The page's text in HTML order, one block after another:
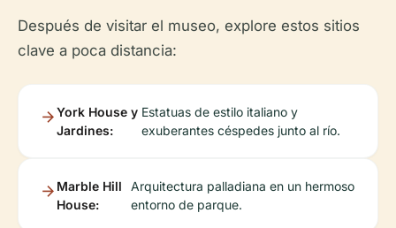
Después de visitar el museo, explore estos sitios
clave a poca distancia:
York House y
Jardines:
Estatuas de estilo italiano y
exuberantes céspedes junto al río.
Marble Hill
House:
Arquitectura palladiana en un hermoso
entorno de parque.